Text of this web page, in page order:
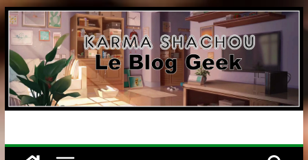
Passer
au
contenu